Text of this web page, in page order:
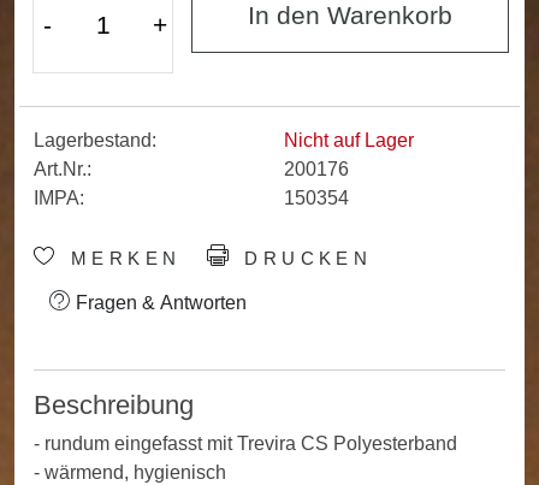
- + In den Warenkorb
Lagerbestand:
Nicht auf Lager
Art.Nr.:
200176
IMPA:
150354
MERKEN DRUCKEN
Fragen & Antworten
Beschreibung
- rundum eingefasst mit Trevira CS Polyesterband
- wärmend, hygienisch